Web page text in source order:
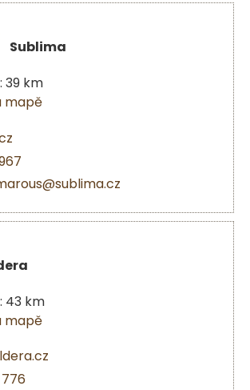
Sublima
39 km
mapě
43 km
mapě